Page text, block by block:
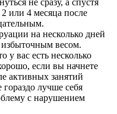
2 или 4 месяца после
на несколько дней
весом.
у вас есть несколько
если вы начнете
активных занятий
лучше себя
с нарушением